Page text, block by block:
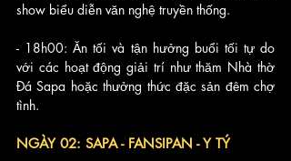
show biểu diễn văn nghệ truyền thống.
- 18h00: Ăn tối và tận hưởng buổi tối tự do
với các hoạt động giải trí như thăm Nhà thờ
Đá Sapa hoặc thưởng thức đặc sản đêm chợ
tình.
NGÀY 02: SAPA - FANSIPAN - Y TÝ